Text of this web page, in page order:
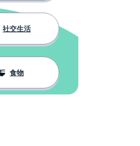
社交生活
食物